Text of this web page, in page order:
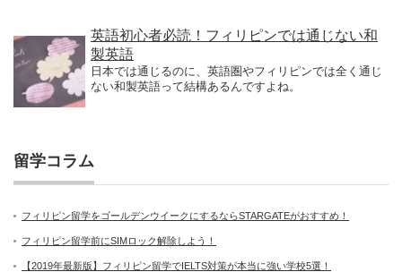
英語初心者必読！フィリピンでは通じない和
製英語
日本では通じるのに、英語圏やフィリピンでは全く通じ
ない和製英語って結構あるんですよね。
留学コラム
フィリピン留学をゴールデンウイークにするならSTARGATEがおすすめ！
フィリピン留学前にSIMロック解除しよう！
【2019年最新版】フィリピン留学でIELTS対策が本当に強い学校5選！